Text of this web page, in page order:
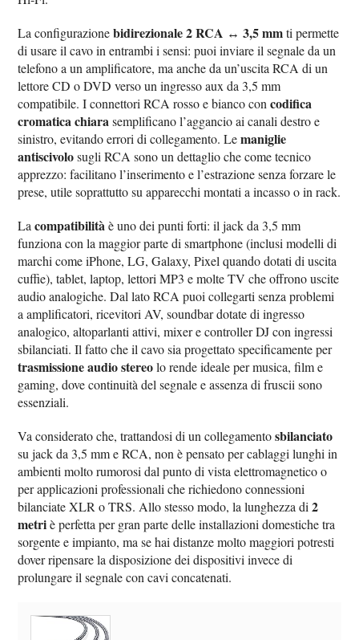
La configurazionebidirezionale 2 RCA ↔ 3,5 mmti permette
di usare il cavo in entrambi i sensi: puoi inviare il segnale da un
telefono a un amplificatore, ma anche da un’uscita RCA di un
lettore CD o DVD verso un ingresso aux da 3,5 mm
compatibile. I connettori RCA rosso e bianco concodifica
cromatica chiarasemplificano l’aggancio ai canali destro e
sinistro, evitando errori di collegamento. Lemaniglie
antiscivolosugli RCA sono un dettaglio che come tecnico
apprezzo: facilitano l’inserimento e l’estrazione senza forzare le
prese, utile soprattutto su apparecchi montati a incasso o in rack.
Lacompatibilitàè uno dei punti forti: il jack da 3,5 mm
funziona con la maggior parte di smartphone (inclusi modelli di
marchi come iPhone, LG, Galaxy, Pixel quando dotati di uscita
cuffie), tablet, laptop, lettori MP3 e molte TV che offrono uscite
audio analogiche. Dal lato RCA puoi collegarti senza problemi
a amplificatori, ricevitori AV, soundbar dotate di ingresso
analogico, altoparlanti attivi, mixer e controller DJ con ingressi
sbilanciati. Il fatto che il cavo sia progettato specificamente per
trasmissione audio stereolo rende ideale per musica, film e
gaming, dove continuità del segnale e assenza di fruscii sono
essenziali.
Va considerato che, trattandosi di un collegamentosbilanciato
su jack da 3,5 mm e RCA, non è pensato per cablaggi lunghi in
ambienti molto rumorosi dal punto di vista elettromagnetico o
per applicazioni professionali che richiedono connessioni
bilanciate XLR o TRS. Allo stesso modo, la lunghezza di2
metriè perfetta per gran parte delle installazioni domestiche tra
sorgente e impianto, ma se hai distanze molto maggiori potresti
dover ripensare la disposizione dei dispositivi invece di
prolungare il segnale con cavi concatenati.